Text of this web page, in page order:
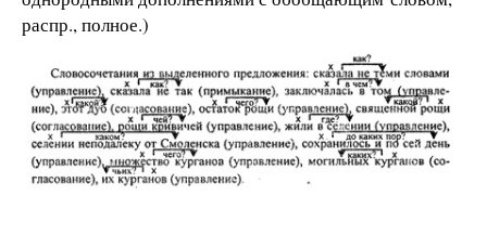
распр., полное.)